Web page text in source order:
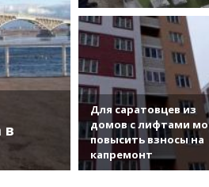
в
Для саратовцев из
домов с лифтами
повысить взносы на
капремонт